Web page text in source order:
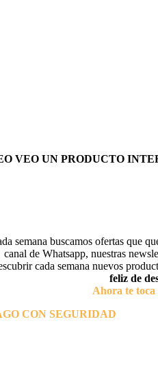
VEO UN PRODUCTO
semana buscamos ofertas que
canal de Whatsapp, nuestras
cada semana nuevos
feliz de
Ahora te
CON SEGURIDAD